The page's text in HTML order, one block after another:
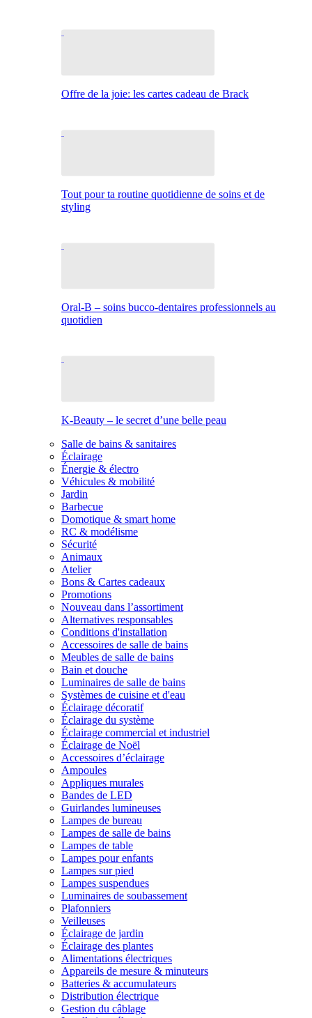
Offre de la joie: les cartes cadeau de Brack
Tout pour ta routine quotidienne de soins et de
styling
Oral-B – soins bucco-dentaires professionnels au
quotidien
K-Beauty – le secret d’une belle peau
Salle de bains & sanitaires
Éclairage
Énergie & électro
Véhicules & mobilité
Jardin
Barbecue
Domotique & smart home
RC & modélisme
Sécurité
Animaux
Atelier
Bons & Cartes cadeaux
Promotions
Nouveau dans l’assortiment
Alternatives responsables
Conditions d'installation
Accessoires de salle de bains
Meubles de salle de bains
Bain et douche
Luminaires de salle de bains
Systèmes de cuisine et d'eau
Éclairage décoratif
Éclairage du système
Éclairage commercial et industriel
Éclairage de Noël
Accessoires d’éclairage
Ampoules
Appliques murales
Bandes de LED
Guirlandes lumineuses
Lampes de bureau
Lampes de salle de bains
Lampes de table
Lampes pour enfants
Lampes sur pied
Lampes suspendues
Luminaires de soubassement
Plafonniers
Veilleuses
Éclairage de jardin
Éclairage des plantes
Alimentations électriques
Appareils de mesure & minuteurs
Batteries & accumulateurs
Distribution électrique
Gestion du câblage